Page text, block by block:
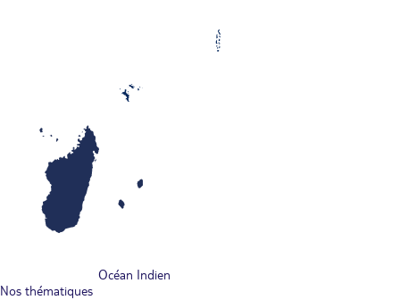
Océan Indien
Nos thématiques